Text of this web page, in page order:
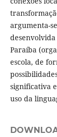
argumenta-
desenvolvida
Paraíba
escola, de
significativa
uso da